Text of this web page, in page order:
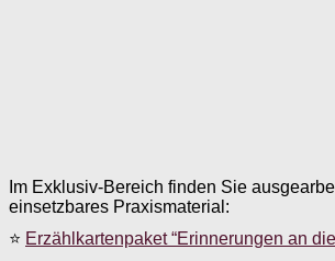
Im Exklusiv-Bereich finden Sie
einsetzbares Praxismaterial:
⭐ Erzählkartenpaket “Erinnerungen an